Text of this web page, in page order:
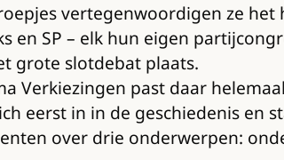
vertegenwoordigen ze het
en SP – elk hun eigen
grote slotdebat plaats.
Verkiezingen past daar
eerst in in de geschiedenis en
over drie onderwerpen: